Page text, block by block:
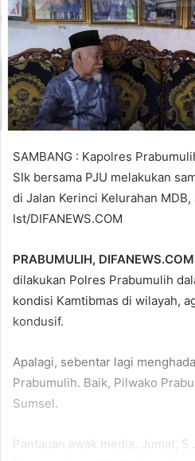
SAMBANG : Kapolres
SIk bersama PJU melakukan
di Jalan Kerinci Kelurahan MDB,
Ist/DIFANEWS.COM
PRABUMULIH, DIFANEWS.COM
dilakukan Polres Prabumulih
kondisi Kamtibmas di wilayah,
kondusif.
Apalagi, sebentar lagi
Prabumulih. Baik, Pilwako
Sumsel.
Pantauan awak media, Jumat,